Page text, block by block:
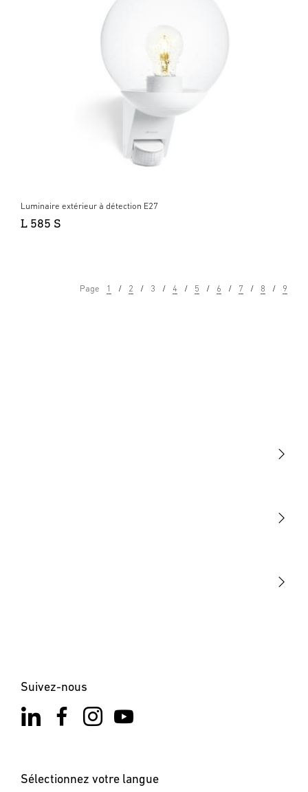
Luminaire extérieur à détection E27
L 585 S
Page 1 2 3 4 5 6 7 8 9
Suivez-nous
Sélectionnez votre langue